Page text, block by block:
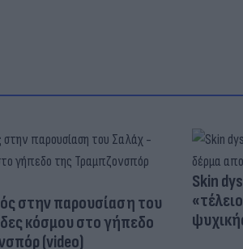
στην παρουσίαση του
κόσμου στο γήπεδο
(video)
Skin